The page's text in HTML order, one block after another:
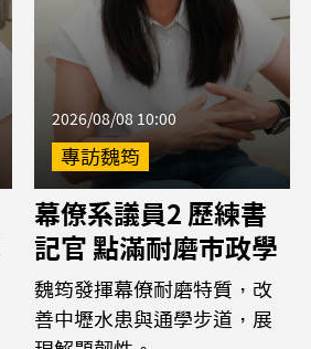
2026/08/08 10:00
專訪魏筠
幕僚系議員2 歷練書
記官 點滿耐磨市政學
魏筠發揮幕僚耐磨特質，改
善中壢水患與通學步道，展